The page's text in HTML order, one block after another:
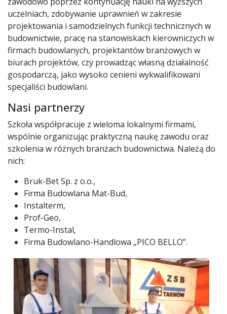
uczelniach, zdobywanie uprawnień w zakresie
projektowania i samodzielnych funkcji technicznych w
budownictwie, pracę na stanowiskach kierowniczych w
firmach budowlanych, projektantów branżowych w
biurach projektów, czy prowadząc własną działalność
gospodarczą, jako wysoko cenieni wykwalifikowani
specjaliści budowlani.
Nasi partnerzy
Szkoła współpracuje z wieloma lokalnymi firmami,
wspólnie organizując praktyczną naukę zawodu oraz
szkolenia w różnych branżach budownictwa. Należą do
nich:
Bruk-Bet Sp. z o.o.,
Firma Budowlana Mat-Bud,
Instalterm,
Prof-Geo,
Termo-Instal,
Firma Budowlano-Handlowa „PICO BELLO”.